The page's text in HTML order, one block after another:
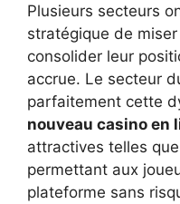
Plusieurs secteurs
stratégique de
consolider leur
accrue. Le secteur
parfaitement cette
nouveau casino en
attractives telles
permettant aux
plateforme sans